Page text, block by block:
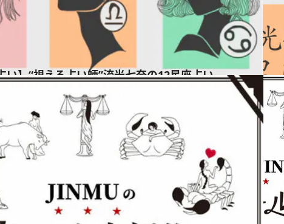
い】“視える占い師”流光七奈の12星座占い